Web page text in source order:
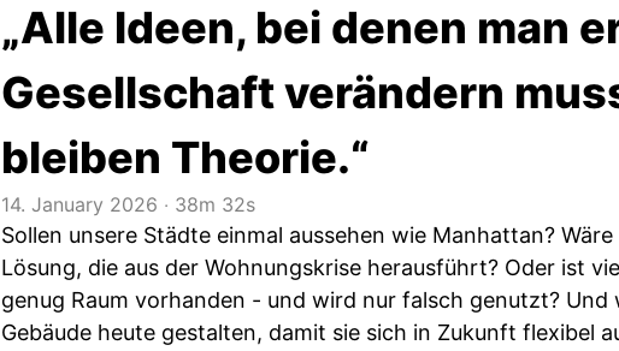
„Alle Ideen, bei denen man
Gesellschaft verändern
bleiben Theorie.“
14. January 2026 ‧ 38m 32s
Sollen unsere Städte einmal aussehen wie Manhattan?
Lösung, die aus der Wohnungskrise herausführt? Oder ist
genug Raum vorhanden - und wird nur falsch genutzt? Und
Gebäude heute gestalten, damit sie sich in Zukunft flexibel